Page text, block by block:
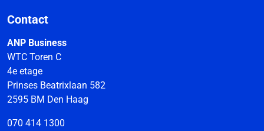
Contact
ANP Business
WTC Toren C
4e etage
Prinses Beatrixlaan 582
2595 BM Den Haag
070 414 1300